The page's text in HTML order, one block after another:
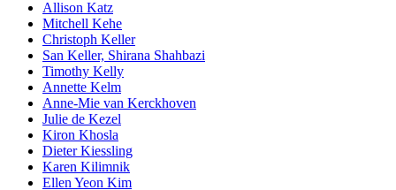
Allison Katz
Mitchell Kehe
Christoph Keller
San Keller, Shirana Shahbazi
Timothy Kelly
Annette Kelm
Anne-Mie van Kerckhoven
Julie de Kezel
Kiron Khosla
Dieter Kiessling
Karen Kilimnik
Ellen Yeon Kim